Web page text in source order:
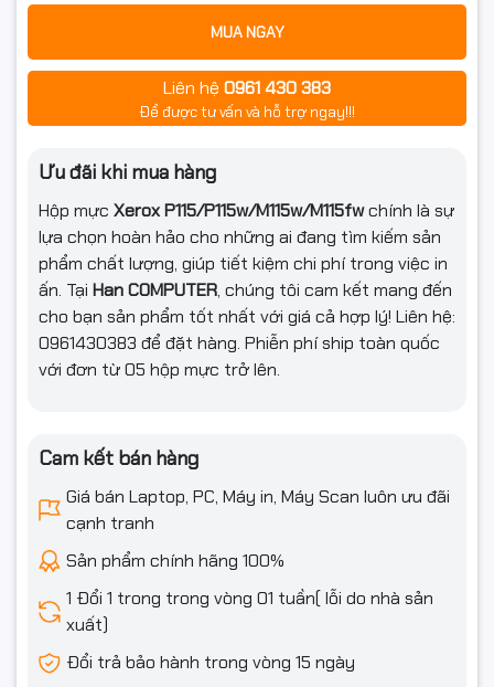
MUA NGAY
Liên hệ 0961 430 383
Để được tư vấn và hỗ trợ ngay!!!
Ưu đãi khi mua hàng
Hộp mực Xerox P115/P115w/M115w/M115fwchính là sự
lựa chọn hoàn hảo cho những ai đang tìm kiếm sản
phẩm chất lượng, giúp tiết kiệm chi phí trong việc in
ấn. Tại HanCOMPUTER, chúng tôi cam kết mang đến
cho bạn sản phẩm tốt nhất với giá cả hợp lý! Liên hệ:
0961430383 để đặt hàng. Phiễn phí ship toàn quốc
với đơn từ 05 hộp mực trở lên.
Cam kết bán hàng
Giá bán Laptop, PC, Máy in, Máy Scan luôn ưu đãi
cạnh tranh
Sản phẩm chính hãng 100%
1 Đổi 1 trong trong vòng 01 tuần( lỗi do nhà sản
xuất)
Đổi trả bảo hành trong vòng 15 ngày
nắp đổ mực thải.
Khả năng in ấn từ 3 lần trở lên trong điều kiện sử dụng bình
thường.
Đạt tiêu chuẩn sản phẩm:ISO9001, ISO14001, CE, REACH,
HAN COMPUTER
Đặt hàng Online miễn phí vận chuyển trong nội thành Hà Nội.
Giá bán đã bao gồm thuế VAT, chưa bao gồm phí lắp đặt và
vận chuyển.
Ship COD toàn quốc qua các dịch vụ uy tín như Viettel, Giao
hàng nhanh, Giao hàng tiết kiệm.
Thanh toán khi nhận hàng, tạo sự thuận tiện cho khách
bảo vệ tối đa.
Bảo hành 12 tháng hoặc đến khi in hết mực lần đầu.
Chính sách giá đặc biệt cho đại lý phân phối.
Hãy đến ngayHANCOMPUTER
P115/P115w/M115w/M115fw với chất lượng tốt nhất! Chúng tôi